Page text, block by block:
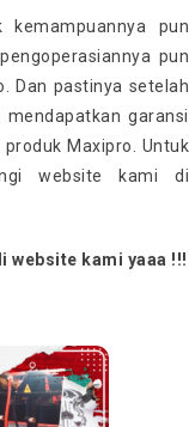
pun
pun
Dan pastinya setelah
garansi
Maxipro. Untuk
website kami di
website kami yaaa !!!